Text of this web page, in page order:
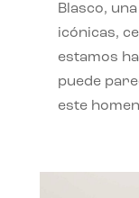
Blasco,
icónicas,
estamos
puede
este